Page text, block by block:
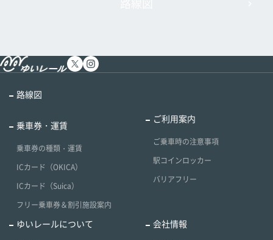
路線図
乗車券・運賃
乗車券の種類・運賃
ICカード（OKICA）
ICカード（Suica）
フリー乗車券＆割引施設案内
ご利用案内
ご乗車時の注意事項
駅コインロッカー
バリアフリー
ゆいレールについて 会社情報